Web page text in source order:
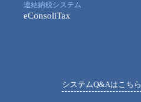
連結納税システム
eConsoliTax
システムQ&Aはこちら